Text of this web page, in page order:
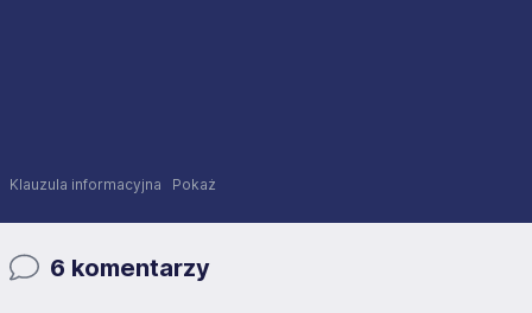
Klauzula informacyjna Pokaż
6 komentarzy